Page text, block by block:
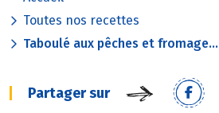
Toutes nos recettes
Taboulé aux pêches et fromage...
Partager sur